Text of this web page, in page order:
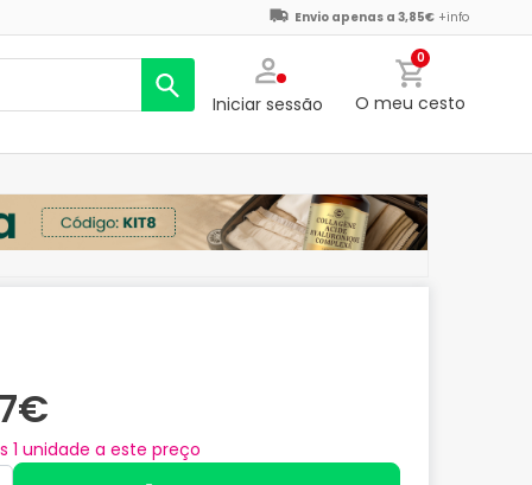
Envio apenas a 3,85€ +info
Iniciar sessão
0
O meu cesto
1 unidade a este preço